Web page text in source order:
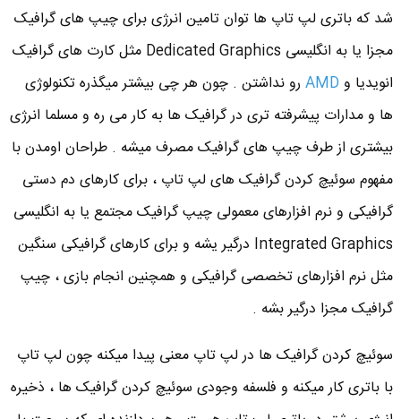
شد که باتری لپ تاپ ها توان تامین انرژی برای چیپ های گرافیک
مجزا یا به انگلیسی Dedicated Graphics مثل کارت های گرافیک
انویدیا وAMD رو نداشتن . چون هر چی بیشتر میگذره تکنولوژی
ها و مدارات پیشرفته تری در گرافیک ها به کار می ره و مسلما انرژی
بیشتری از طرف چیپ های گرافیک مصرف میشه . طراحان اومدن با
مفهوم سوئیچ کردن گرافیک های لپ تاپ ، برای کارهای دم دستی
گرافیکی و نرم افزارهای معمولی چیپ گرافیک مجتمع یا به انگلیسی
Integrated Graphics درگیر یشه و برای کارهای گرافیکی سنگین
مثل نرم افزارهای تخصصی گرافیکی و همچنین انجام بازی ، چیپ
گرافیک مجزا درگیر بشه .
سوئیچ کردن گرافیک ها در لپ تاپ معنی پیدا میکنه چون لپ تاپ
با باتری کار میکنه و فلسفه وجودی سوئیچ کردن گرافیک ها ، ذخیره